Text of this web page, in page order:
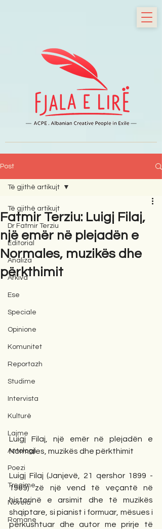
Post
Të gjithë artikujt
Dr Fatmir Terziu
Editorial
Analiza
Arkiva
Ese
Speciale
Opinione
Komunitet
Reportazh
Studime
Intervista
Kulturë
Lajme
Antologji
Poezi
Tregime
Novela
Romane
Të gjithë artikujt
Fatmir Terziu: Luigj Filaj,
një emër në plejadën e
Normales, muzikës dhe
përkthimit
Luigj Filaj, një emër në plejadën e
Normales, muzikës dhe përkthimit
Luigj Filaj (Janjevë, 21 qershor 1899 -
1969) zë një vend të veçantë në
historinë e arsimit dhe të muzikës
shqiptare, si pianist i formuar, mësues i
përkushtuar dhe autor me prirje të